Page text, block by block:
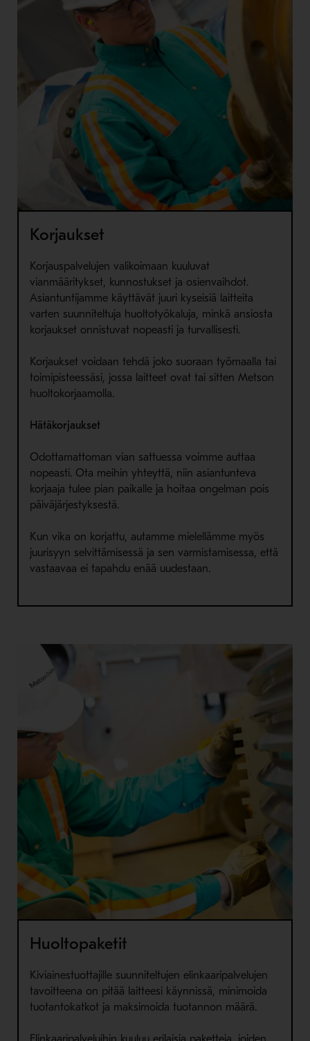
Korjaukset
Korjauspalvelujen valikoimaan kuuluvat
vianmääritykset, kunnostukset ja osienvaihdot.
Asiantuntijamme käyttävät juuri kyseisiä laitteita
varten suunniteltuja huoltotyökaluja, minkä ansiosta
korjaukset onnistuvat nopeasti ja turvallisesti.
Korjaukset voidaan tehdä joko suoraan työmaalla tai
toimipisteessäsi, jossa laitteet ovat tai sitten Metson
huoltokorjaamolla.
Hätäkorjaukset
Odottamattoman vian sattuessa voimme auttaa
nopeasti. Ota meihin yhteyttä, niin asiantunteva
korjaaja tulee pian paikalle ja hoitaa ongelman pois
päiväjärjestyksestä.
Kun vika on korjattu, autamme mielellämme myös
juurisyyn selvittämisessä ja sen varmistamisessa, että
vastaavaa ei tapahdu enää uudestaan.
Huoltopaketit
Kiviainestuottajille suunniteltujen elinkaaripalvelujen
tavoitteena on pitää laitteesi käynnissä, minimoida
tuotantokatkot ja maksimoida tuotannon määrä.